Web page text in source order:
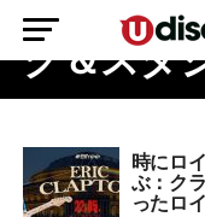
ート、マ
グ＆スタ
時にロ
ぶ：ク
ったロ